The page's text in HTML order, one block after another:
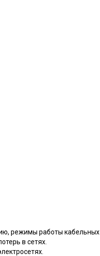
режимы работы
в сетях.